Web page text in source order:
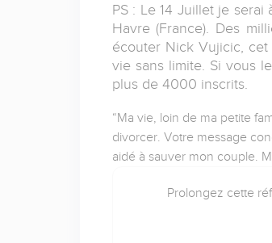
PS : Le 14 Juillet je serai
Havre (France). Des
écouter Nick Vujicic,
vie sans limite. Si vous
plus de 4000 inscrits.
“Ma vie, loin de ma petite
divorcer. Votre message
aidé à sauver mon couple.
Prolongez cette